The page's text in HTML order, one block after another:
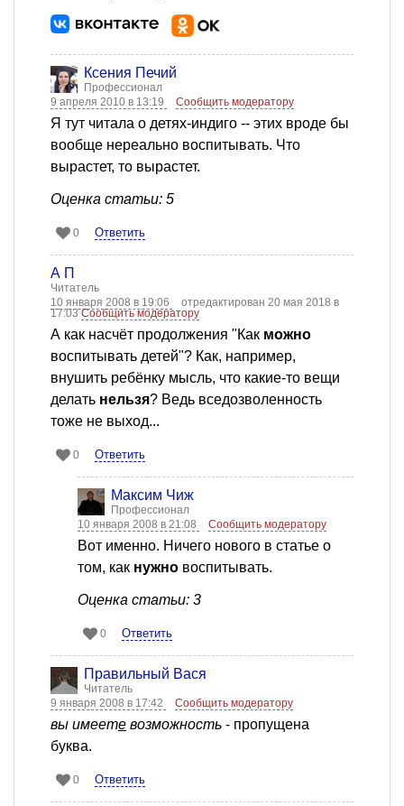
Ксения Печий
Профессионал
9 апреля 2010 в 13:19
Сообщить модератору
Я тут читала о детях-индиго -- этих вроде бы
вообще нереально воспитывать. Что
вырастет, то вырастет.
Оценка статьи: 5
0 Ответить
А П
Читатель
10 января 2008 в 19:06
отредактирован 20 мая 2018 в
17:03Сообщить модератору
А как насчёт продолжения "Как можно
воспитывать детей"? Как, например,
внушить ребёнку мысль, что какие-то вещи
делать нельзя? Ведь вседозволенность
тоже не выход...
0 Ответить
Максим Чиж
Профессионал
10 января 2008 в 21:08
Сообщить модератору
Вот именно. Ничего нового в статье о
том, как нужно воспитывать.
Оценка статьи: 3
0 Ответить
Правильный Вася
Читатель
9 января 2008 в 17:42
Сообщить модератору
вы имеете возможность - пропущена
буква.
0 Ответить